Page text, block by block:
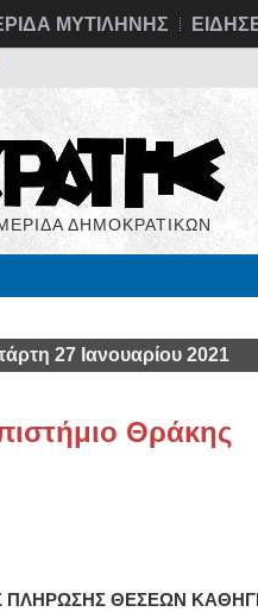
ΜΥΤΙΛΗΝΗΣ
ΔΗΜΟΚΡΑΤΙΚΩΝ
27 Ιανουαρίου 2021
Θράκης
ΠΛΗΡΩΣΗΣ ΘΕΣΕΩΝ